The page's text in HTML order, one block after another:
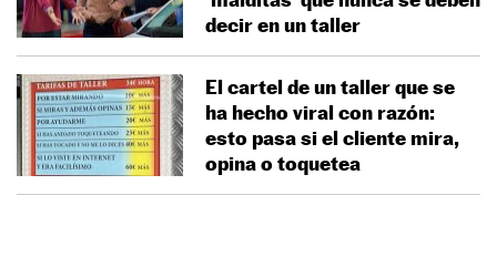
decir en un taller
El cartel de un taller que se
ha hecho viral con razón:
esto pasa si el cliente mira,
opina o toquetea